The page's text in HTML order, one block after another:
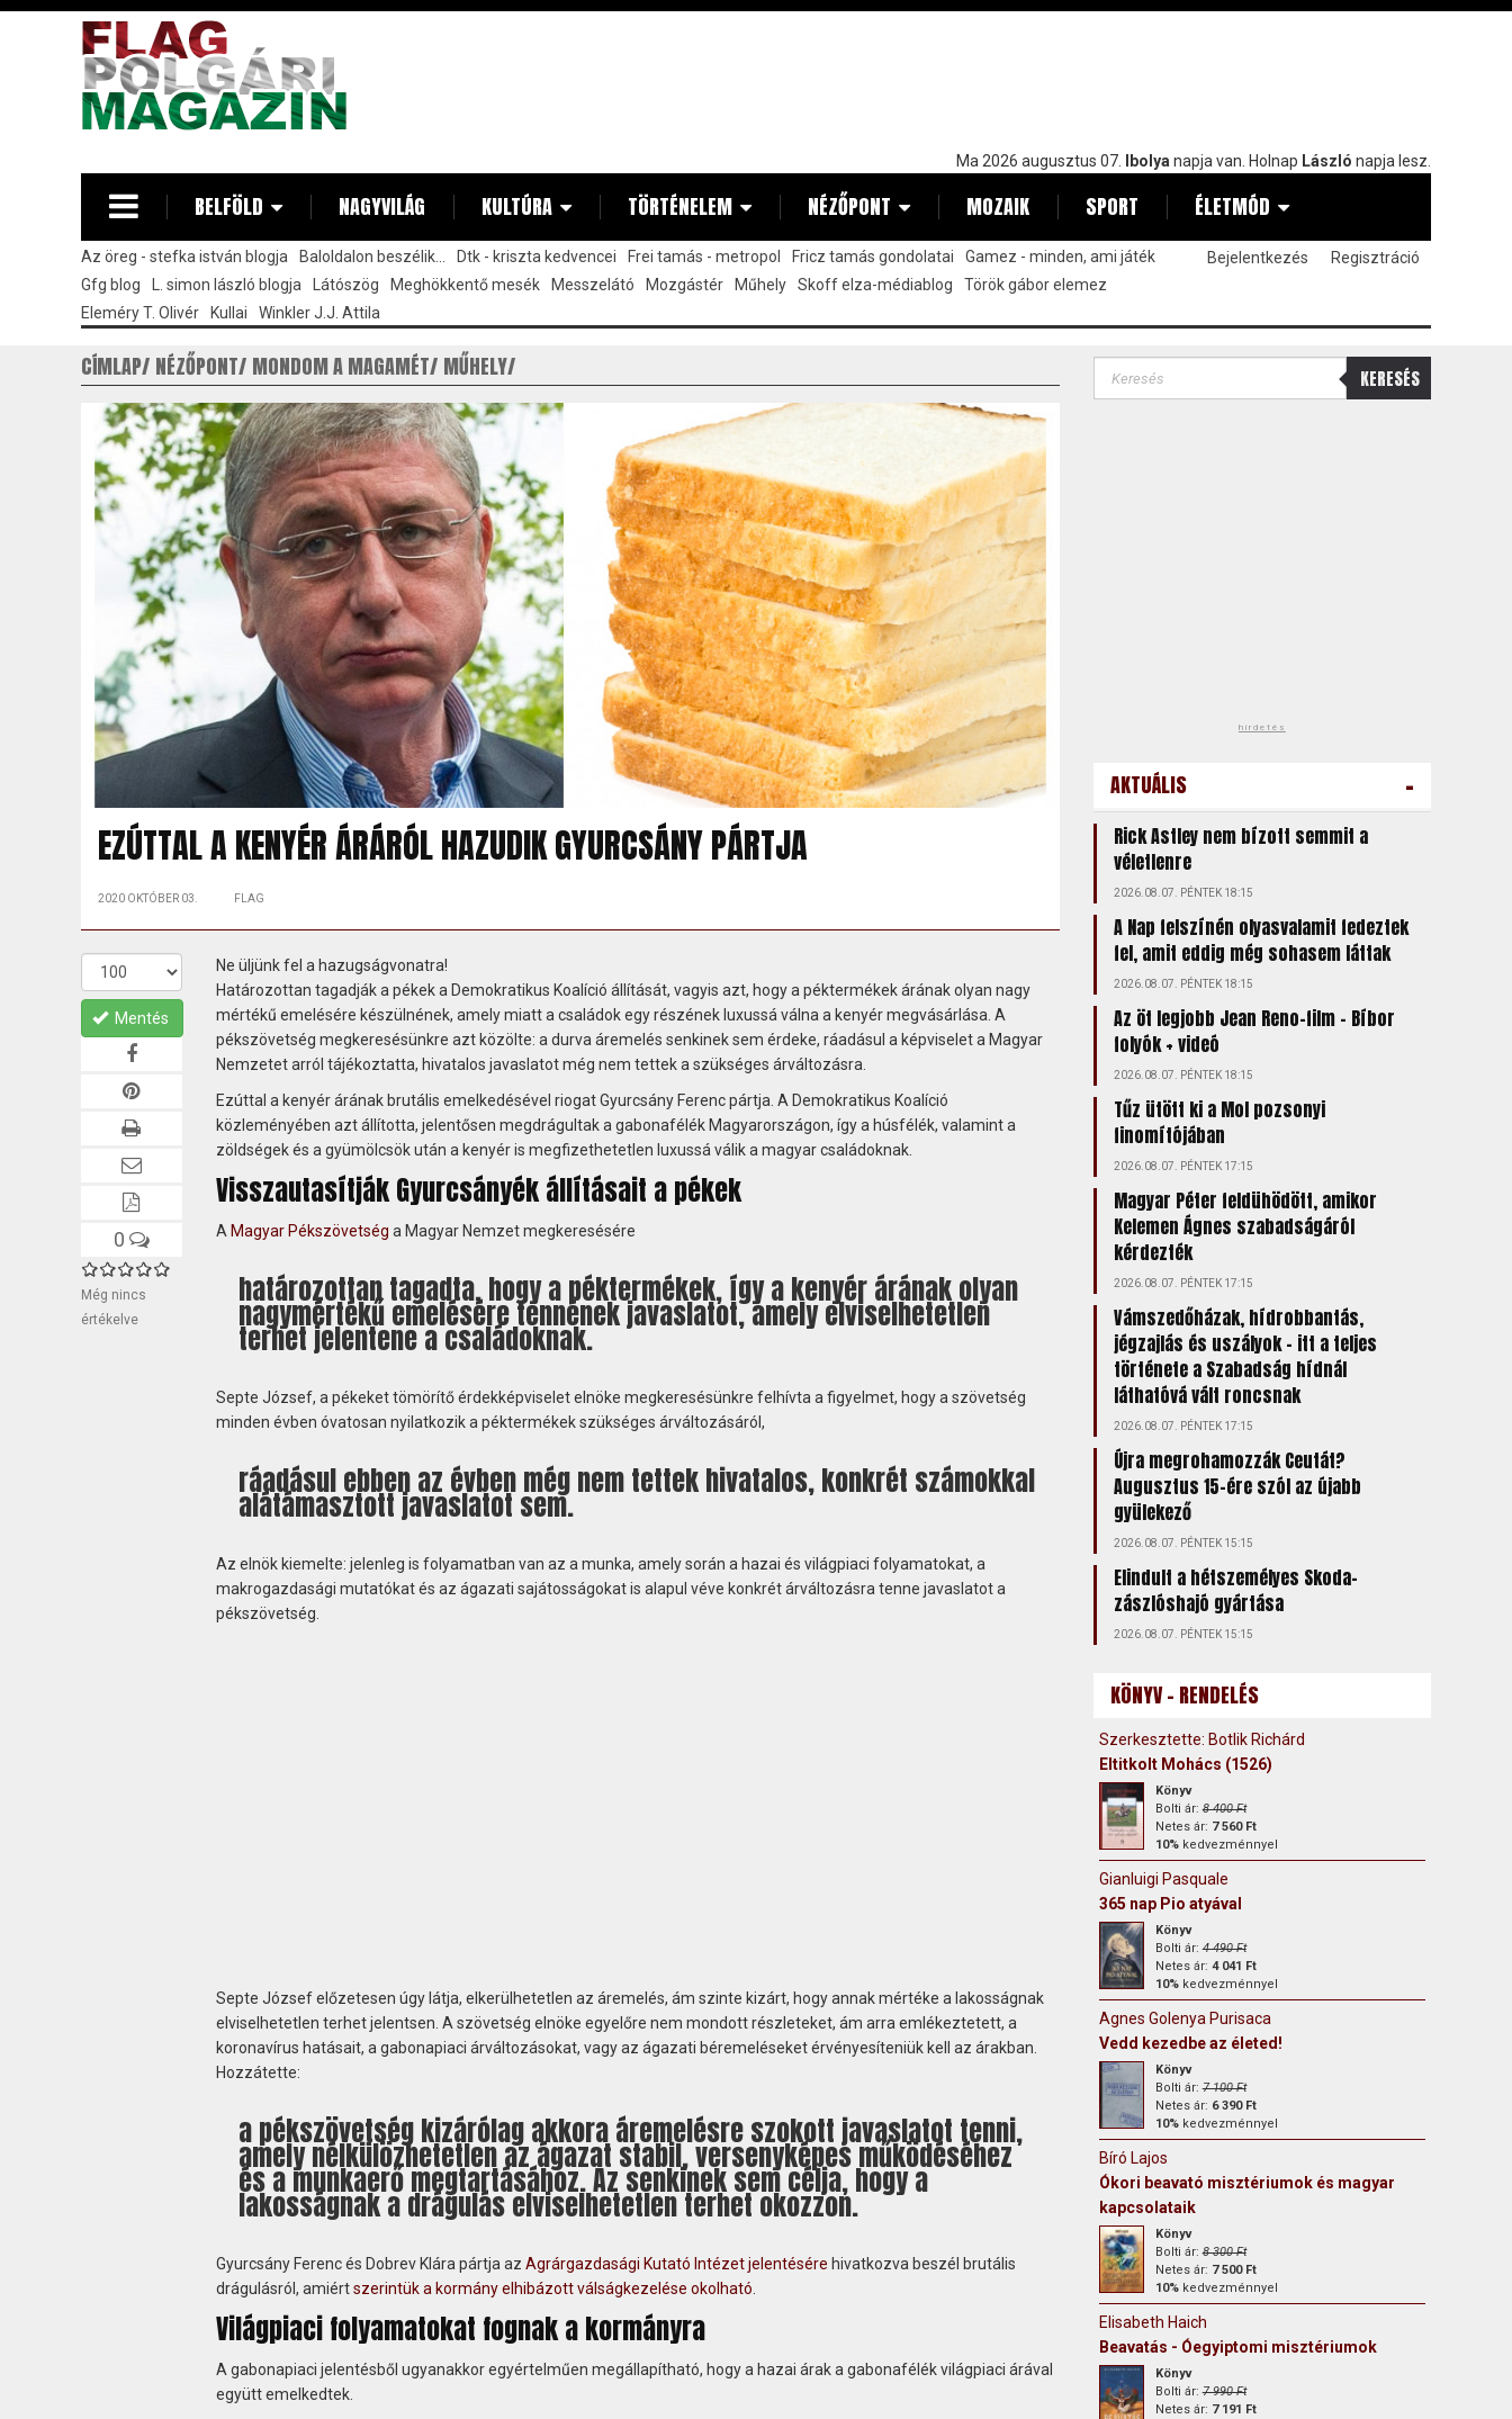
Ma 2026 augusztus 07. Ibolya napja van. Holnap László napja lesz.
BELFÖLD NAGYVILÁG KULTÚRA TÖRTÉNELEM NÉZŐPONT MOZAIK SPORT ÉLETMÓD
Az öreg - stefka istván blogja Baloldalon beszélik... Dtk - kriszta kedvencei Frei tamás - metropol Fricz tamás gondolatai
Gamez - minden, ami játék
Gfg blog
L. simon lászló blogja Látószög Meghökkentő mesék Messzelátó Mozgástér Műhely Skoff elza-médiablog
Török gábor elemez
Eleméry T. Olivér
Kullai Winkler J.J. Attila
Bejelentkezés Regisztráció
CÍMLAP NÉZŐPONT MONDOM A MAGAMÉT MŰHELY
EZÚTTAL A KENYÉR ÁRÁRÓL HAZUDIK GYURCSÁNY PÁRTJA
2020 OKTÓBER 03. FLAG
Mentés
0
Még nincs
értékelve
Ne üljünk fel a hazugságvonatra!
Határozottan tagadják a pékek a Demokratikus Koalíció állítását, vagyis azt, hogy a péktermékek árának olyan nagy
mértékű emelésére készülnének, amely miatt a családok egy részének luxussá válna a kenyér megvásárlása. A
pékszövetség megkeresésünkre azt közölte: a durva áremelés senkinek sem érdeke, ráadásul a képviselet a Magyar
Nemzetet arról tájékoztatta, hivatalos javaslatot még nem tettek a szükséges árváltozásra.
Ezúttal a kenyér árának brutális emelkedésével riogat Gyurcsány Ferenc pártja. A Demokratikus Koalíció
közleményében azt állította, jelentősen megdrágultak a gabonafélék Magyarországon, így a húsfélék, valamint a
zöldségek és a gyümölcsök után a kenyér is megfizethetetlen luxussá válik a magyar családoknak.
Visszautasítják Gyurcsányék állításait a pékek
A Magyar Pékszövetség a Magyar Nemzet megkeresésére
határozottan tagadta, hogy a péktermékek, így a kenyér árának olyan
nagymértékű emelésére tennének javaslatot, amely elviselhetetlen
terhet jelentene a családoknak.
Septe József, a pékeket tömörítő érdekképviselet elnöke megkeresésünkre felhívta a figyelmet, hogy a szövetség
minden évben óvatosan nyilatkozik a péktermékek szükséges árváltozásáról,
ráadásul ebben az évben még nem tettek hivatalos, konkrét számokkal
alátámasztott javaslatot sem.
Az elnök kiemelte: jelenleg is folyamatban van az a munka, amely során a hazai és világpiaci folyamatokat, a
makrogazdasági mutatókat és az ágazati sajátosságokat is alapul véve konkrét árváltozásra tenne javaslatot a
pékszövetség.
Septe József előzetesen úgy látja, elkerülhetetlen az áremelés, ám szinte kizárt, hogy annak mértéke a lakosságnak
elviselhetetlen terhet jelentsen. A szövetség elnöke egyelőre nem mondott részleteket, ám arra emlékeztetett, a
koronavírus hatásait, a gabonapiaci árváltozásokat, vagy az ágazati béremeléseket érvényesíteniük kell az árakban.
Hozzátette:
a pékszövetség kizárólag akkora áremelésre szokott javaslatot tenni,
amely nélkülözhetetlen az ágazat stabil, versenyképes működéséhez
és a munkaerő megtartásához. Az senkinek sem célja, hogy a
lakosságnak a drágulás elviselhetetlen terhet okozzon.
Gyurcsány Ferenc és Dobrev Klára pártja az Agrárgazdasági Kutató Intézet jelentésére hivatkozva beszél brutális
drágulásról, amiértszerintük a kormány elhibázott válságkezelése okolható
Világpiaci folyamatokat fognak a kormányra
A gabonapiaci jelentésből ugyanakkor egyértelműen megállapítható, hogy a hazai árak a gabonafélék világpiaci árával
együtt emelkedtek.
KERESÉS
hirdetés
AKTUÁLIS -
Rick Astley nem bízott semmit a
véletlenre
2026.08.07. PÉNTEK 18:15
A Nap felszínén olyasvalamit fedeztek
fel, amit eddig még sohasem láttak
2026.08.07. PÉNTEK 18:15
Az öt legjobb Jean Reno-film – Bíbor
folyók + videó
2026.08.07. PÉNTEK 18:15
Tűz ütött ki a Mol pozsonyi
finomítójában
2026.08.07. PÉNTEK 17:15
Magyar Péter feldühödött, amikor
Kelemen Ágnes szabadságáról
kérdezték
2026.08.07. PÉNTEK 17:15
Vámszedőházak, hídrobbantás,
jégzajlás és uszályok – itt a teljes
története a Szabadság hídnál
láthatóvá vált roncsnak
2026.08.07. PÉNTEK 17:15
Újra megrohamozzák Ceutát?
Augusztus 15-ére szól az újabb
gyülekező
2026.08.07. PÉNTEK 15:15
Elindult a hétszemélyes Skoda-
zászlóshajó gyártása
2026.08.07. PÉNTEK 15:15
KÖNYV - RENDELÉS
Szerkesztette: Botlik Richárd
Eltitkolt Mohács (1526)
Könyv
Bolti ár:8 400 Ft
Netes ár: 7 560 Ft
10%kedvezménnyel
Gianluigi Pasquale
365 nap Pio atyával
Könyv
Bolti ár:4 490 Ft
Netes ár: 4 041 Ft
10%kedvezménnyel
Agnes Golenya Purisaca
Vedd kezedbe az életed!
Könyv
Bolti ár:7 100 Ft
Netes ár: 6 390 Ft
10%kedvezménnyel
Bíró Lajos
Ókori beavató misztériumok és magyar
kapcsolataik
Könyv
Bolti ár:8 300 Ft
Netes ár: 7 500 Ft
10%kedvezménnyel
Elisabeth Haich
Beavatás - Óegyiptomi misztériumok
Könyv
Bolti ár:7 990 Ft
Netes ár: 7 191 Ft